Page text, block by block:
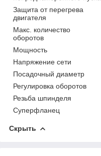
Защита от перегрева
двигателя
Макс. количество
оборотов
Мощность
Напряжение сети
Посадочный диаметр
Регулировка оборотов
Резьба шпинделя
Суперфланец
Скрыть